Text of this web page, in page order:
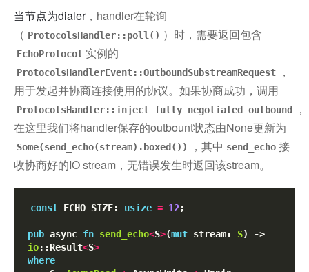
当节点为dialer，handler在轮询
（ ProtocolsHandler::poll() ）时，需要返回包含
EchoProtocol 实例的
ProtocolsHandlerEvent::OutboundSubstreamRequest
，
用于发起并协商连接使用的协议。如果协商成功，调用
ProtocolsHandler::inject_fully_negotiated_outbound
，
在这里我们将handler保存的outbount状态由None更新为
Some(send_echo(stream).boxed()) ，其中 send_echo 接
收协商好的IO stream，无错误发生时返回该stream。
const ECHO_SIZE: usize = 12;
pub async fn send_echo<S>(mut stream: S
io::Result<S>
where